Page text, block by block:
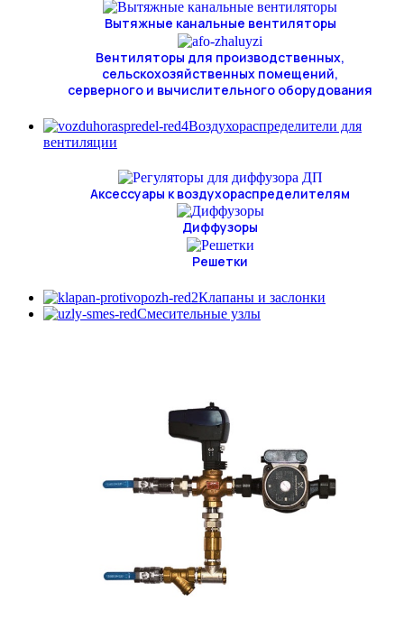
Вытяжные канальные вентиляторы
Вентиляторы для производственных,
сельскохозяйственных помещений,
серверного и вычислительного оборудования
Воздухораспределители для
вентиляции
Аксессуары к воздухораспределителям
Диффузоры
Решетки
Клапаны и заслонки
Смесительные узлы